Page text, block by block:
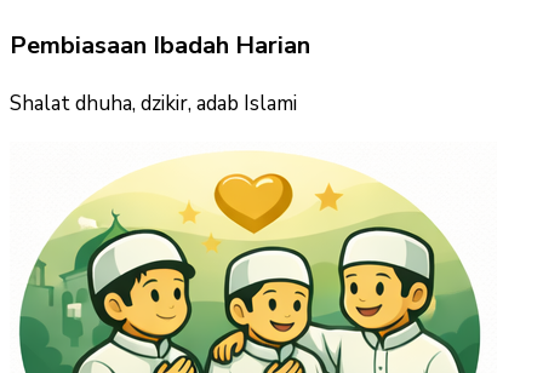
Pembiasaan Ibadah Harian
Shalat dhuha, dzikir, adab Islami